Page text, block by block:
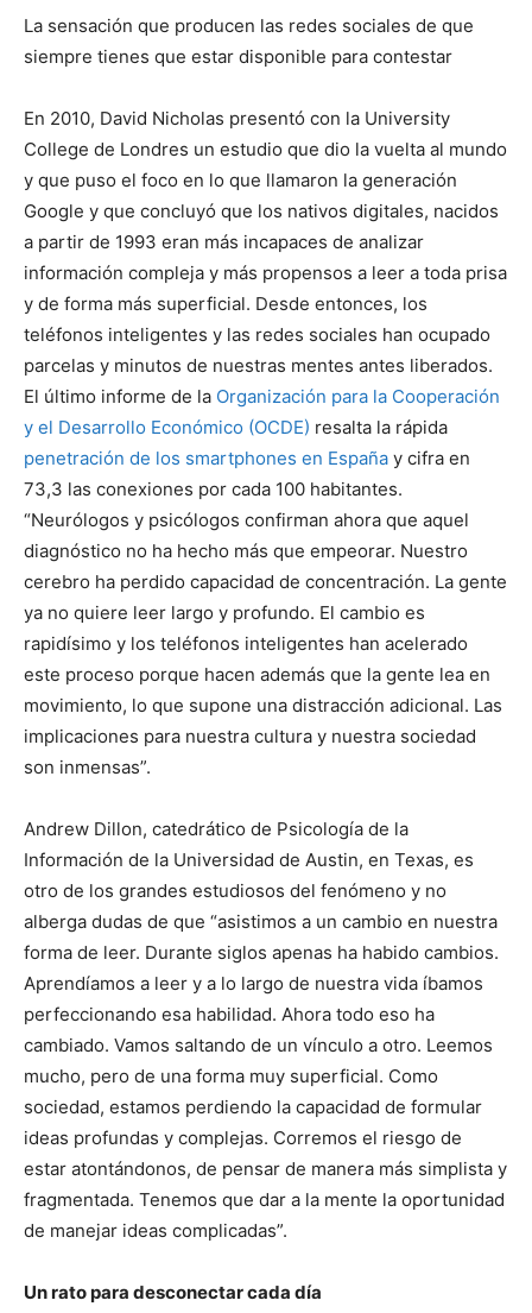
La sensación que producen las redes sociales de que
siempre tienes que estar disponible para contestar
En 2010, David Nicholas presentó con la University
College de Londres un estudio que dio la vuelta al mundo
y que puso el foco en lo que llamaron la generación
Google y que concluyó que los nativos digitales, nacidos
a partir de 1993 eran más incapaces de analizar
información compleja y más propensos a leer a toda prisa
y de forma más superficial. Desde entonces, los
teléfonos inteligentes y las redes sociales han ocupado
parcelas y minutos de nuestras mentes antes liberados.
El último informe de la Organización para la Cooperación
y el Desarrollo Económico (OCDE) resalta la rápida
penetración de los smartphones en España y cifra en
73,3 las conexiones por cada 100 habitantes.
“Neurólogos y psicólogos confirman ahora que aquel
diagnóstico no ha hecho más que empeorar. Nuestro
cerebro ha perdido capacidad de concentración. La gente
ya no quiere leer largo y profundo. El cambio es
rapidísimo y los teléfonos inteligentes han acelerado
este proceso porque hacen además que la gente lea en
movimiento, lo que supone una distracción adicional. Las
implicaciones para nuestra cultura y nuestra sociedad
son inmensas”.
Andrew Dillon, catedrático de Psicología de la
Información de la Universidad de Austin, en Texas, es
otro de los grandes estudiosos del fenómeno y no
alberga dudas de que “asistimos a un cambio en nuestra
forma de leer. Durante siglos apenas ha habido cambios.
Aprendíamos a leer y a lo largo de nuestra vida íbamos
perfeccionando esa habilidad. Ahora todo eso ha
cambiado. Vamos saltando de un vínculo a otro. Leemos
mucho, pero de una forma muy superficial. Como
sociedad, estamos perdiendo la capacidad de formular
ideas profundas y complejas. Corremos el riesgo de
estar atontándonos, de pensar de manera más simplista y
fragmentada. Tenemos que dar a la mente la oportunidad
de manejar ideas complicadas”.
Un rato para desconectar cada día